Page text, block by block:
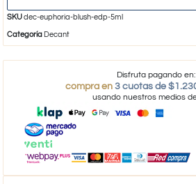
SKUdec-euphoria-blush-edp-5ml
Categoría Decant
Disfruta pagando en:
compra en 3 cuotas de
usando nuestros medios